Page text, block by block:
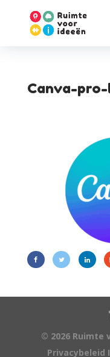
Canva-
© 2026 Ruimte
Privacybeleid